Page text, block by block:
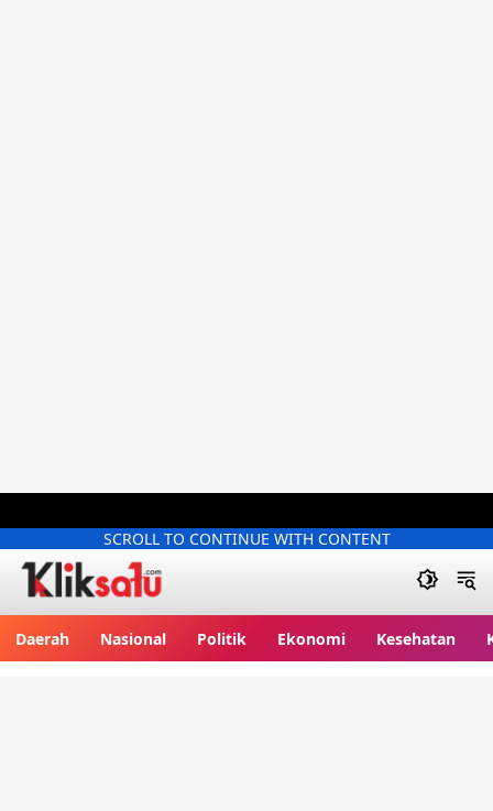
SCROLL TO CONTINUE WITH CONTENT
Daerah Nasional Politik Ekonomi Kesehatan